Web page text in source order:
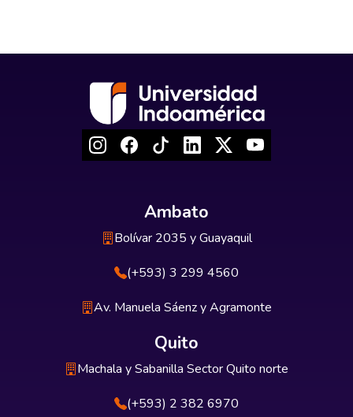
Ambato
Bolívar 2035 y Guayaquil
(+593) 3 299 4560
Av. Manuela Sáenz y Agramonte
Quito
Machala y Sabanilla Sector Quito norte
(+593) 2 382 6970